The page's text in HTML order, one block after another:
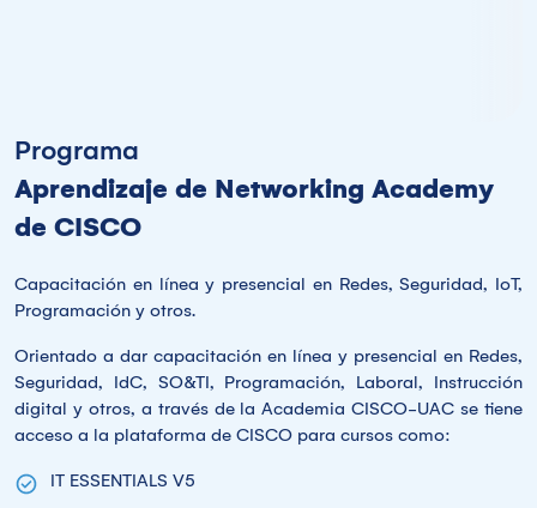
Programa
Aprendizaje de Networking Academy
de CISCO
Capacitación en línea y presencial en Redes, Seguridad, IoT,
Programación y otros.
Orientado a dar capacitación en línea y presencial en Redes,
Seguridad, IdC, SO&TI, Programación, Laboral, Instrucción
digital y otros, a través de la Academia CISCO-UAC se tiene
acceso a la plataforma de CISCO para cursos como:
IT ESSENTIALS V5